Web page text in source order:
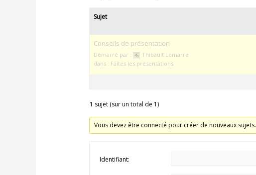
Sujet
Conseils de présentation
Démarré par :
Thibault Lemarre
dans : Faites les présentations
1 sujet (sur un total de 1)
Vous devez être connecté pour créer de nouveaux sujets.
Identifiant: